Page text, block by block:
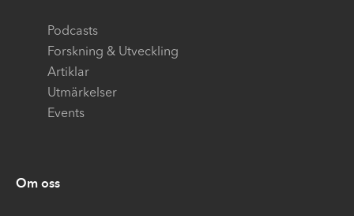
Podcasts
Forskning & Utveckling
Artiklar
Utmärkelser
Events
Om oss